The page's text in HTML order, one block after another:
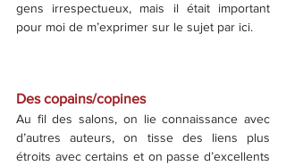
gens irrespectueux, mais il était important
pour moi de m’exprimer sur le sujet par ici.
Des copains/copines
Au fil des salons, on lie connaissance avec
d’autres auteurs, on tisse des liens plus
étroits avec certains et on passe d’excellents